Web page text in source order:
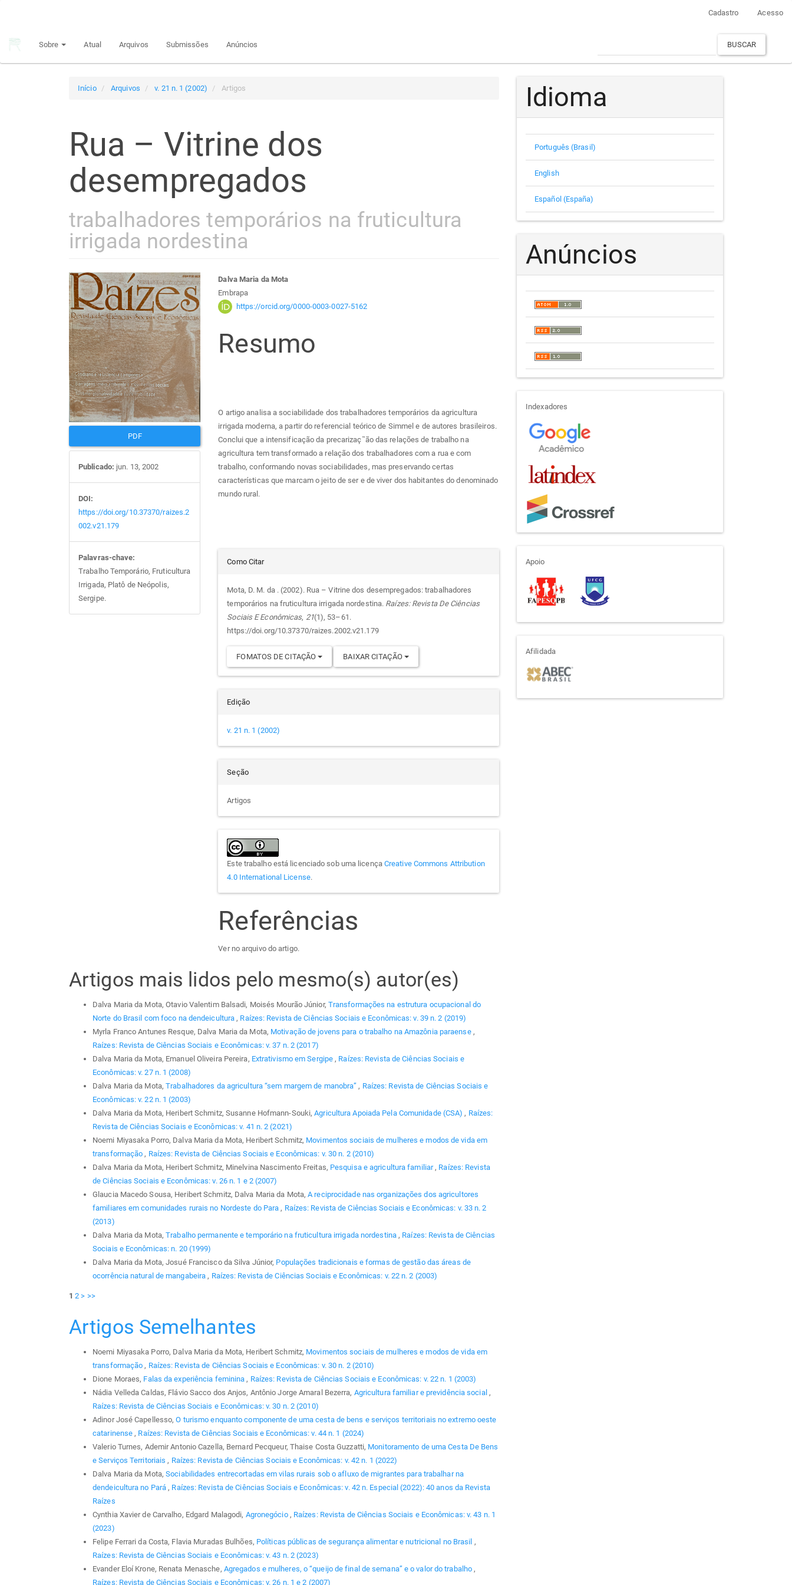
principal
Cadastro Acesso
Sobre Atual Arquivos Submissões Anúncios BUSCAR
Início Arquivos v. 21 n. 1 (2002) Artigos
Rua – Vitrine dos
desempregados
trabalhadores temporários na fruticultura
irrigada nordestina
Barra
lateral
de
artigos
PDF
Publicado: jun. 13, 2002
DOI:
https://doi.org/10.37370/raizes.2
002.v21.179
Palavras-chave:
Trabalho Temporário, Fruticultura
Irrigada, Platô de Neópolis,
Sergipe.
Conteúdo
do
artigo
Dalva Maria da Mota
Embrapa
https://orcid.org/0000-0003-0027-5162
Resumo
O artigo analisa a sociabilidade dos trabalhadores temporários da agricultura
irrigada moderna, a partir do referencial teórico de Simmel e de autores brasileiros.
Conclui que a intensificação da precarizaç˜ão das relações de trabalho na
agricultura tem transformado a relação dos trabalhadores com a rua e com
trabalho, conformando novas sociabilidades, mas preservando certas
características que marcam o jeito de ser e de viver dos habitantes do denominado
mundo rural.
Detalhes
do
artigo
Como Citar
Mota, D. M. da . (2002). Rua – Vitrine dos desempregados: trabalhadores
temporários na fruticultura irrigada nordestina. Raízes: Revista De Ciências
Sociais E Econômicas, 21(1), 53–61.
https://doi.org/10.37370/raizes.2002.v21.179
FOMATOS DE CITAÇÃO BAIXAR CITAÇÃO
Edição
v. 21 n. 1 (2002)
Seção
Artigos
Este trabalho está licenciado sob uma licença Creative Commons Attribution
4.0 International License.
Referências
Ver no arquivo do artigo.
Artigos mais lidos pelo mesmo(s) autor(es)
Dalva Maria da Mota, Otavio Valentim Balsadi, Moisés Mourão Júnior, Transformações na estrutura ocupacional do
Norte do Brasil com foco na dendeicultura , Raízes: Revista de Ciências Sociais e Econômicas: v. 39 n. 2 (2019)
Myrla Franco Antunes Resque, Dalva Maria da Mota, Motivação de jovens para o trabalho na Amazônia paraense ,
Raízes: Revista de Ciências Sociais e Econômicas: v. 37 n. 2 (2017)
Dalva Maria da Mota, Emanuel Oliveira Pereira, Extrativismo em Sergipe , Raízes: Revista de Ciências Sociais e
Econômicas: v. 27 n. 1 (2008)
Dalva Maria da Mota,Trabalhadores da agricultura “sem margem de manobra” , Raízes: Revista de Ciências Sociais e
Econômicas: v. 22 n. 1 (2003)
Dalva Maria da Mota, Heribert Schmitz, Susanne Hofmann-Souki,Agricultura Apoiada Pela Comunidade (CSA) , Raízes:
Revista de Ciências Sociais e Econômicas: v. 41 n. 2 (2021)
Noemi Miyasaka Porro, Dalva Maria da Mota, Heribert Schmitz, Movimentos sociais de mulheres e modos de vida em
transformação , Raízes: Revista de Ciências Sociais e Econômicas: v. 30 n. 2 (2010)
Dalva Maria da Mota, Heribert Schmitz, Minelvina Nascimento Freitas, Pesquisa e agricultura familiar , Raízes: Revista
de Ciências Sociais e Econômicas: v. 26 n. 1 e 2 (2007)
Glaucia Macedo Sousa, Heribert Schmitz, Dalva Maria da Mota,A reciprocidade nas organizações dos agricultores
familiares em comunidades rurais no Nordeste do Para , Raízes: Revista de Ciências Sociais e Econômicas: v. 33 n. 2
(2013)
Dalva Maria da Mota,Trabalho permanente e temporário na fruticultura irrigada nordestina , Raízes: Revista de Ciências
Sociais e Econômicas: n. 20 (1999)
Dalva Maria da Mota, Josué Francisco da Silva Júnior, Populações tradicionais e formas de gestão das áreas de
ocorrência natural de mangabeira , Raízes: Revista de Ciências Sociais e Econômicas: v. 22 n. 2 (2003)
1 2 > >>
Artigos Semelhantes
Noemi Miyasaka Porro, Dalva Maria da Mota, Heribert Schmitz, Movimentos sociais de mulheres e modos de vida em
transformação , Raízes: Revista de Ciências Sociais e Econômicas: v. 30 n. 2 (2010)
Dione Moraes, Falas da experiência feminina , Raízes: Revista de Ciências Sociais e Econômicas: v. 22 n. 1 (2003)
Nádia Velleda Caldas, Flávio Sacco dos Anjos, Antônio Jorge Amaral Bezerra, Agricultura familiar e previdência social ,
Raízes: Revista de Ciências Sociais e Econômicas: v. 30 n. 2 (2010)
Adinor José Capellesso,O turismo enquanto componente de uma cesta de bens e serviços territoriais no extremo oeste
catarinense , Raízes: Revista de Ciências Sociais e Econômicas: v. 44 n. 1 (2024)
Valerio Turnes, Ademir Antonio Cazella, Bernard Pecqueur, Thaise Costa Guzzatti, Monitoramento de uma Cesta De Bens
e Serviços Territoriais , Raízes: Revista de Ciências Sociais e Econômicas: v. 42 n. 1 (2022)
Dalva Maria da Mota,Sociabilidades entrecortadas em vilas rurais sob o afluxo de migrantes para trabalhar na
dendeicultura no Pará , Raízes: Revista de Ciências Sociais e Econômicas: v. 42 n. Especial (2022): 40 anos da Revista
Raízes
Cynthia Xavier de Carvalho, Edgard Malagodi, Agronegócio , Raízes: Revista de Ciências Sociais e Econômicas: v. 43 n. 1
(2023)
Felipe Ferrari da Costa, Flavia Muradas Bulhões, Políticas públicas de segurança alimentar e nutricional no Brasil ,
Raízes: Revista de Ciências Sociais e Econômicas: v. 43 n. 2 (2023)
Evander Eloí Krone, Renata Menasche, Agregados e mulheres, o “queijo de final de semana” e o valor do trabalho ,
Raízes: Revista de Ciências Sociais e Econômicas: v. 26 n. 1 e 2 (2007)
Idioma
Português (Brasil)
English
Español (España)
Anúncios
indexadores
Indexadores
apoio
Apoio
afiliada
Afilidada